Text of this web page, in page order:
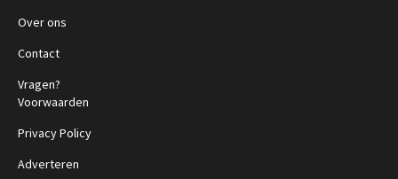
Over ons
Contact
Vragen?
Voorwaarden
Privacy Policy
Adverteren